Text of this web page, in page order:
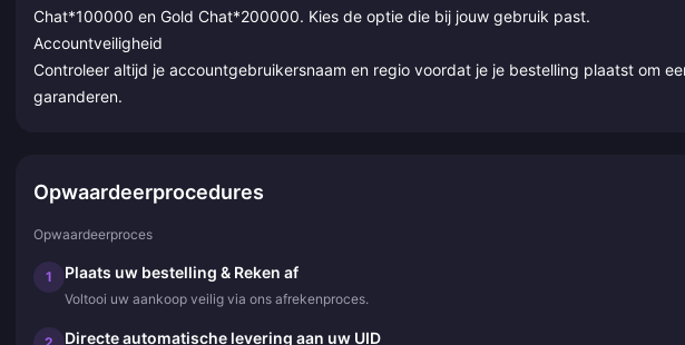
Chat*100000 en Gold Chat*200000. Kies de optie die bij jouw gebruik past.
Accountveiligheid
Controleer altijd je accountgebruikersnaam en regio voordat je je bestelling plaatst om
garanderen.
Opwaardeerprocedures
Opwaardeerproces
1 Plaats uw bestelling & Reken af
Voltooi uw aankoop veilig via ons afrekenproces.
Directe automatische levering aan uw UID